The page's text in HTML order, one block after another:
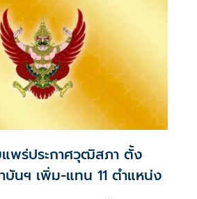
แพร่ประกาศวุฒิสภา ตั้ง
นฯ เพิ่ม-แทน 11 ตำแหน่ง